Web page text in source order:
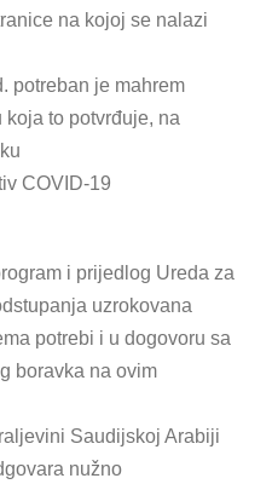
na kojoj se nalazi
potreban je mahrem
to potvrđuje, na
COVID-19
i prijedlog Ureda za
uzrokovana
potrebi i u dogovoru sa
boravka na ovim
Saudijskoj Arabiji
nužno